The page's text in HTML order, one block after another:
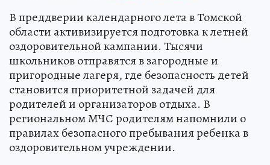
В преддверии календарного лета в Томской
области активизируется подготовка к летней
оздоровительной кампании. Тысячи
школьников отправятся в загородные и
пригородные лагеря, где безопасность детей
становится приоритетной задачей для
родителей и организаторов отдыха. В
региональном МЧС родителям напомнили о
правилах безопасного пребывания ребенка в
оздоровительном учреждении.